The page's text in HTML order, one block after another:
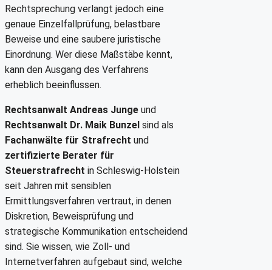
Rechtsprechung verlangt jedoch eine
genaue Einzelfallprüfung, belastbare
Beweise und eine saubere juristische
Einordnung. Wer diese Maßstäbe kennt,
kann den Ausgang des Verfahrens
erheblich beeinflussen.
Rechtsanwalt Andreas Junge und
Rechtsanwalt Dr. Maik Bunzel sind als
Fachanwälte für Strafrecht und
zertifizierte Berater für
Steuerstrafrecht in Schleswig-Holstein
seit Jahren mit sensiblen
Ermittlungsverfahren vertraut, in denen
Diskretion, Beweisprüfung und
strategische Kommunikation entscheidend
sind. Sie wissen, wie Zoll- und
Internetverfahren aufgebaut sind, welche